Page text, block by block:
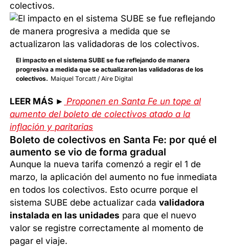
colectivos.
El impacto en el sistema SUBE se fue reflejando de manera
progresiva a medida que se actualizaron las validadoras de los
colectivos. Maiquel Torcatt / Aire Digital
LEER MÁS ► Proponen en Santa Fe un tope al
aumento del boleto de colectivos atado a la
inflación y paritarias
Boleto de colectivos en Santa Fe: por qué el
aumento se vio de forma gradual
Aunque la nueva tarifa comenzó a regir el 1 de
marzo, la aplicación del aumento no fue inmediata
en todos los colectivos. Esto ocurre porque el
sistema SUBE debe actualizar cadavalidadora
instalada en las unidades para que el nuevo
valor se registre correctamente al momento de
pagar el viaje.